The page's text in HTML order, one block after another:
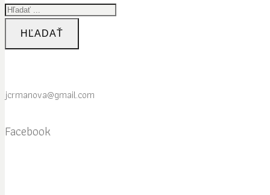
HĽADAŤ
jcrmanova@gmail.com
Facebook